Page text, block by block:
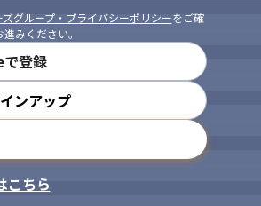
ズグループ・プライバシーポリシーをご確
みください。
登録
ンアップ
こちら